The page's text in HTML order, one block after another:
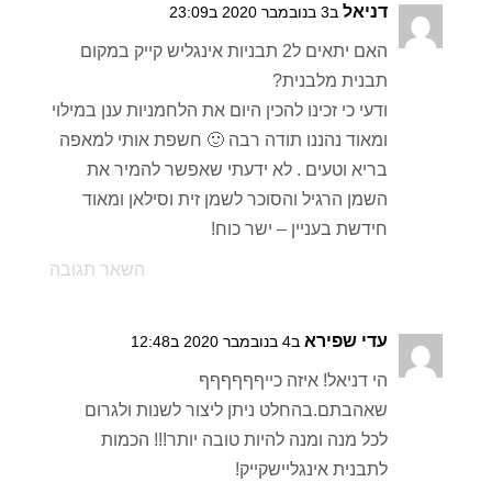
דניאל ב3 בנובמבר 2020 ב23:09
האם יתאים ל2 תבניות אינגליש קייק במקום
תבנית מלבנית?
ודעי כי זכינו להכין היום את הלחמניות ענן במילוי
ומאוד נהננו תודה רבה 🙂 חשפת אותי למאפה
בריא וטעים . לא ידעתי שאפשר להמיר את
השמן הרגיל והסוכר לשמן זית וסילאן ומאוד
חידשת בעניין – ישר כוח!
השאר תגובה
עדי שפירא ב4 בנובמבר 2020 ב12:48
הי דניאל! איזה כייףףףףףף
שאהבתם.בהחלט ניתן ליצור לשנות ולגרום
לכל מנה ומנה להיות טובה יותר!!! הכמות
לתבנית אינגליישקייק!